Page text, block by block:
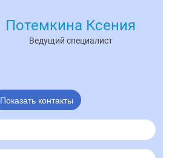
Потемкина Ксения
Ведущий специалист
Показать контакты